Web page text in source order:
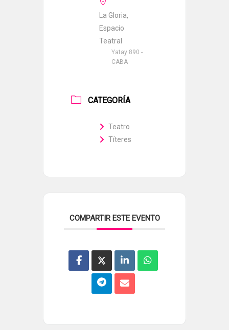
La Gloria,
Espacio
Teatral
Yatay 890 -
CABA
CATEGORÍA
Teatro
Títeres
COMPARTIR ESTE EVENTO